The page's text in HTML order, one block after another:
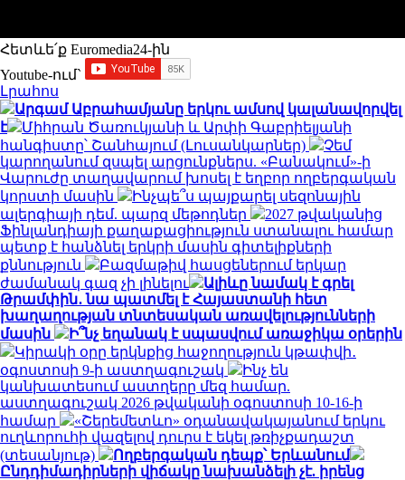
Հետևե՛ք Euromedia24-ին
Youtube-ում`
Լրահոս
Արգամ Աբրահամյանը երկու ամսով կալանավորվել
է
Միհրան Ծառուկյանի և Արփի Գաբրիելյանի
հանգիստը՝ Շանհայում (Լուսանկարներ)
Չեմ
կարողանում զսպել արցունքներս. «Բանակում»-ի
Վարուժը տաղավարում խոսել է եղբոր ողբերգական
կորստի մասին
Ինչպե՞ս պայքարել սեզոնային
ալերգիայի դեմ. պարզ մեթոդներ
2027 թվականից
Ֆինլանդիայի քաղաքացիություն ստանալու համար
պետք է հանձնել երկրի մասին գիտելիքների
քննություն
Բազմաթիվ հասցեներում երկար
ժամանակ գազ չի լինելու
Ալիևը նամակ է գրել
Թրամփին․ նա պատմել է Հայաստանի հետ
խաղաղության տնտեսական առավելությունների
մասին
Ի՞նչ եղանակ է սպասվում առաջիկա օրերին
Կիրակի օրը երկնքից հաջողություն կթափվի․
օգոստոսի 9-ի աստղագուշակ
Ինչ են
կանխատեսում աստղերը մեզ համար.
աստղագուշակ 2026 թվականի օգոստոսի 10-16-ի
համար
«Շերեմետևո» օդանավակայանում երկու
ուղևորուհի վազելով դուրս է եկել թռիչքադաշտ
(տեսանյութ)
Ողբերգական դեպք՝ Երևանում
Ընդդիմադիրների վիճակը նախանձելի չէ. իրենց